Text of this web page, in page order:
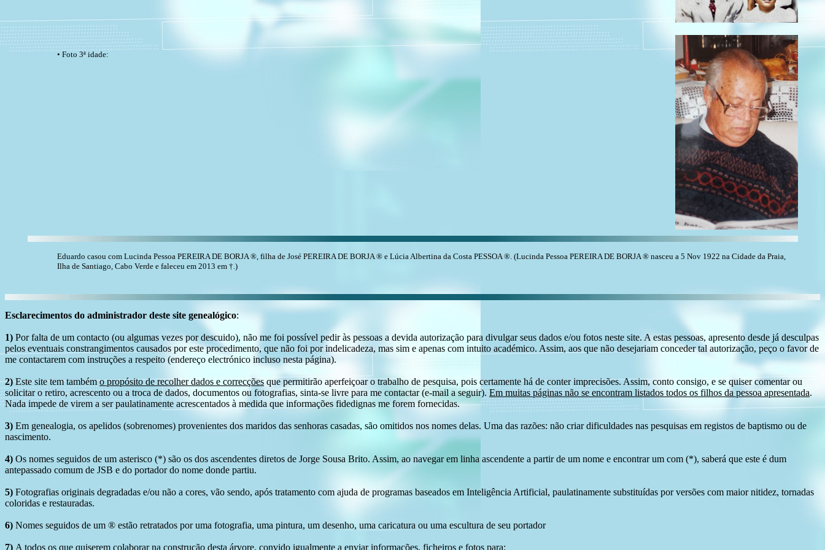
• Foto 3ª idade:
Eduardo casou com Lucinda Pessoa PEREIRA DE BORJA ®, filha de José PEREIRA DE BORJA ® e Lúcia Albertina da Costa PESSOA ®. (Lucinda Pessoa PEREIRA DE BORJA ® nasceu a 5 Nov 1922 na Cidade da Praia,
Ilha de Santiago, Cabo Verde e faleceu em 2013 em †.)
Esclarecimentos do administrador deste site genealógico:
1) Por falta de um contacto (ou algumas vezes por descuido), não me foi possível pedir às pessoas a devida autorização para divulgar seus dados e/ou fotos neste site. A estas pessoas, apresento desde já desculpas
pelos eventuais constrangimentos causados por este procedimento, que não foi por indelicadeza, mas sim e apenas com intuito académico. Assim, aos que não desejariam conceder tal autorização, peço o favor de
me contactarem com instruções a respeito (endereço electrónico incluso nesta página).
2)Este site tem tambémo propósito de recolher dados e correcções que permitirão aperfeiçoar o trabalho de pesquisa, pois certamente há de conter imprecisões. Assim, conto consigo, e se quiser comentar ou
solicitar o retiro, acrescento ou a troca de dados, documentos ou fotografias, sinta-se livre para me contactar (e-mail a seguir).Em muitas páginas não se encontram listados todos os filhos da pessoa apresentada.
Nada impede de virem a ser paulatinamente acrescentados à medida que informações fidedignas me forem fornecidas.
3) Em genealogia, os apelidos (sobrenomes) provenientes dos maridos das senhoras casadas, são omitidos nos nomes delas. Uma das razões: não criar dificuldades nas pesquisas em registos de baptismo ou de
nascimento.
4) Os nomes seguidos de um asterisco (*) são os dos ascendentes diretos de Jorge Sousa Brito. Assim, ao navegar em linha ascendente a partir de um nome e encontrar um com (*), saberá que este é dum
antepassado comum de JSB e do portador do nome donde partiu.
5) Fotografias originais degradadas e/ou não a cores, vão sendo, após tratamento com ajuda de programas baseados em Inteligência Artificial, paulatinamente substituídas por versões com maior nitidez, tornadas
coloridas e restauradas.
6) Nomes seguidos de um ® estão retratados por uma fotografia, uma pintura, um desenho, uma caricatura ou uma escultura de seu portador
7) A todos os que quiserem colaborar na construção desta árvore, convido igualmente a enviar informações, ficheiros e fotos para: